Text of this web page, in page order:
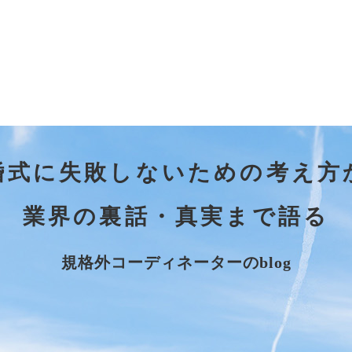
式に失敗しないための考え方
業界の裏話・真実まで語る
規格外コーディネーターのblog